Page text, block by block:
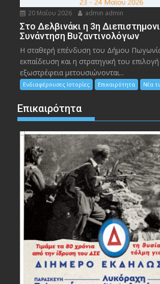
20 Μαΐου 2026 admin admin
Στο Δελβινάκι η 3η
Συνάντηση Βυζαντινολόγων
Η σταθερή επένδυση του Δήμου
εκπαίδευση και η στρατηγική του επιλογή
εξωστρέφεια μετουσιώνονται...
Ενδιαφέρουσες Ιστορίες Επικαιρότητα Νέα
Επικαιρότητα